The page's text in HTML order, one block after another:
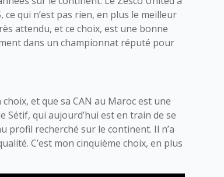
ce qui n’est pas rien, en plus le meilleur
attendu, et ce choix, est une bonne
dans un championnat réputé pour
et que sa CAN au Maroc est une
Sétif, qui aujourd’hui est en train de se
profil recherché sur le continent. Il n’a
C’est mon cinquième choix, en plus